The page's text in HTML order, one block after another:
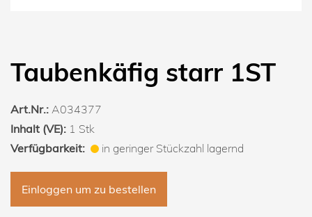
Taubenkäfig starr 1ST
Art.Nr.: A034377
Inhalt (VE): 1 Stk
Verfügbarkeit:
in geringer Stückzahl lagernd
Einloggen um zu bestellen